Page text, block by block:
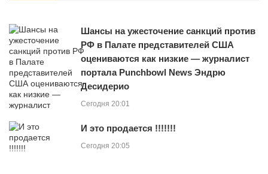
Шансы на ужесточение санкций против
РФ в Палате представителей США
оцениваются как низкие — журналист
портала Punchbowl News Эндрю
Десидерио
Сегодня 20:01
И это продается !!!!!!!
Сегодня 20:05